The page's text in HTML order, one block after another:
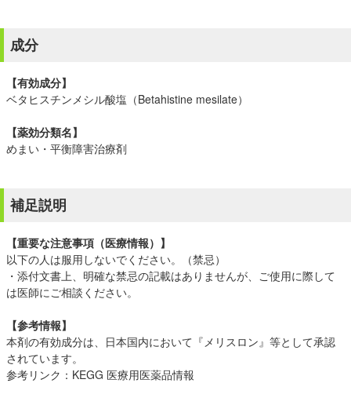
成分
【有効成分】
ベタヒスチンメシル酸塩（Betahistine mesilate）
【薬効分類名】
めまい・平衡障害治療剤
補足説明
【重要な注意事項（医療情報）】
以下の人は服用しないでください。（禁忌）
・添付文書上、明確な禁忌の記載はありませんが、ご使用に際して
は医師にご相談ください。
【参考情報】
本剤の有効成分は、日本国内において『メリスロン』等として承認
されています。
参考リンク： KEGG 医療用医薬品情報